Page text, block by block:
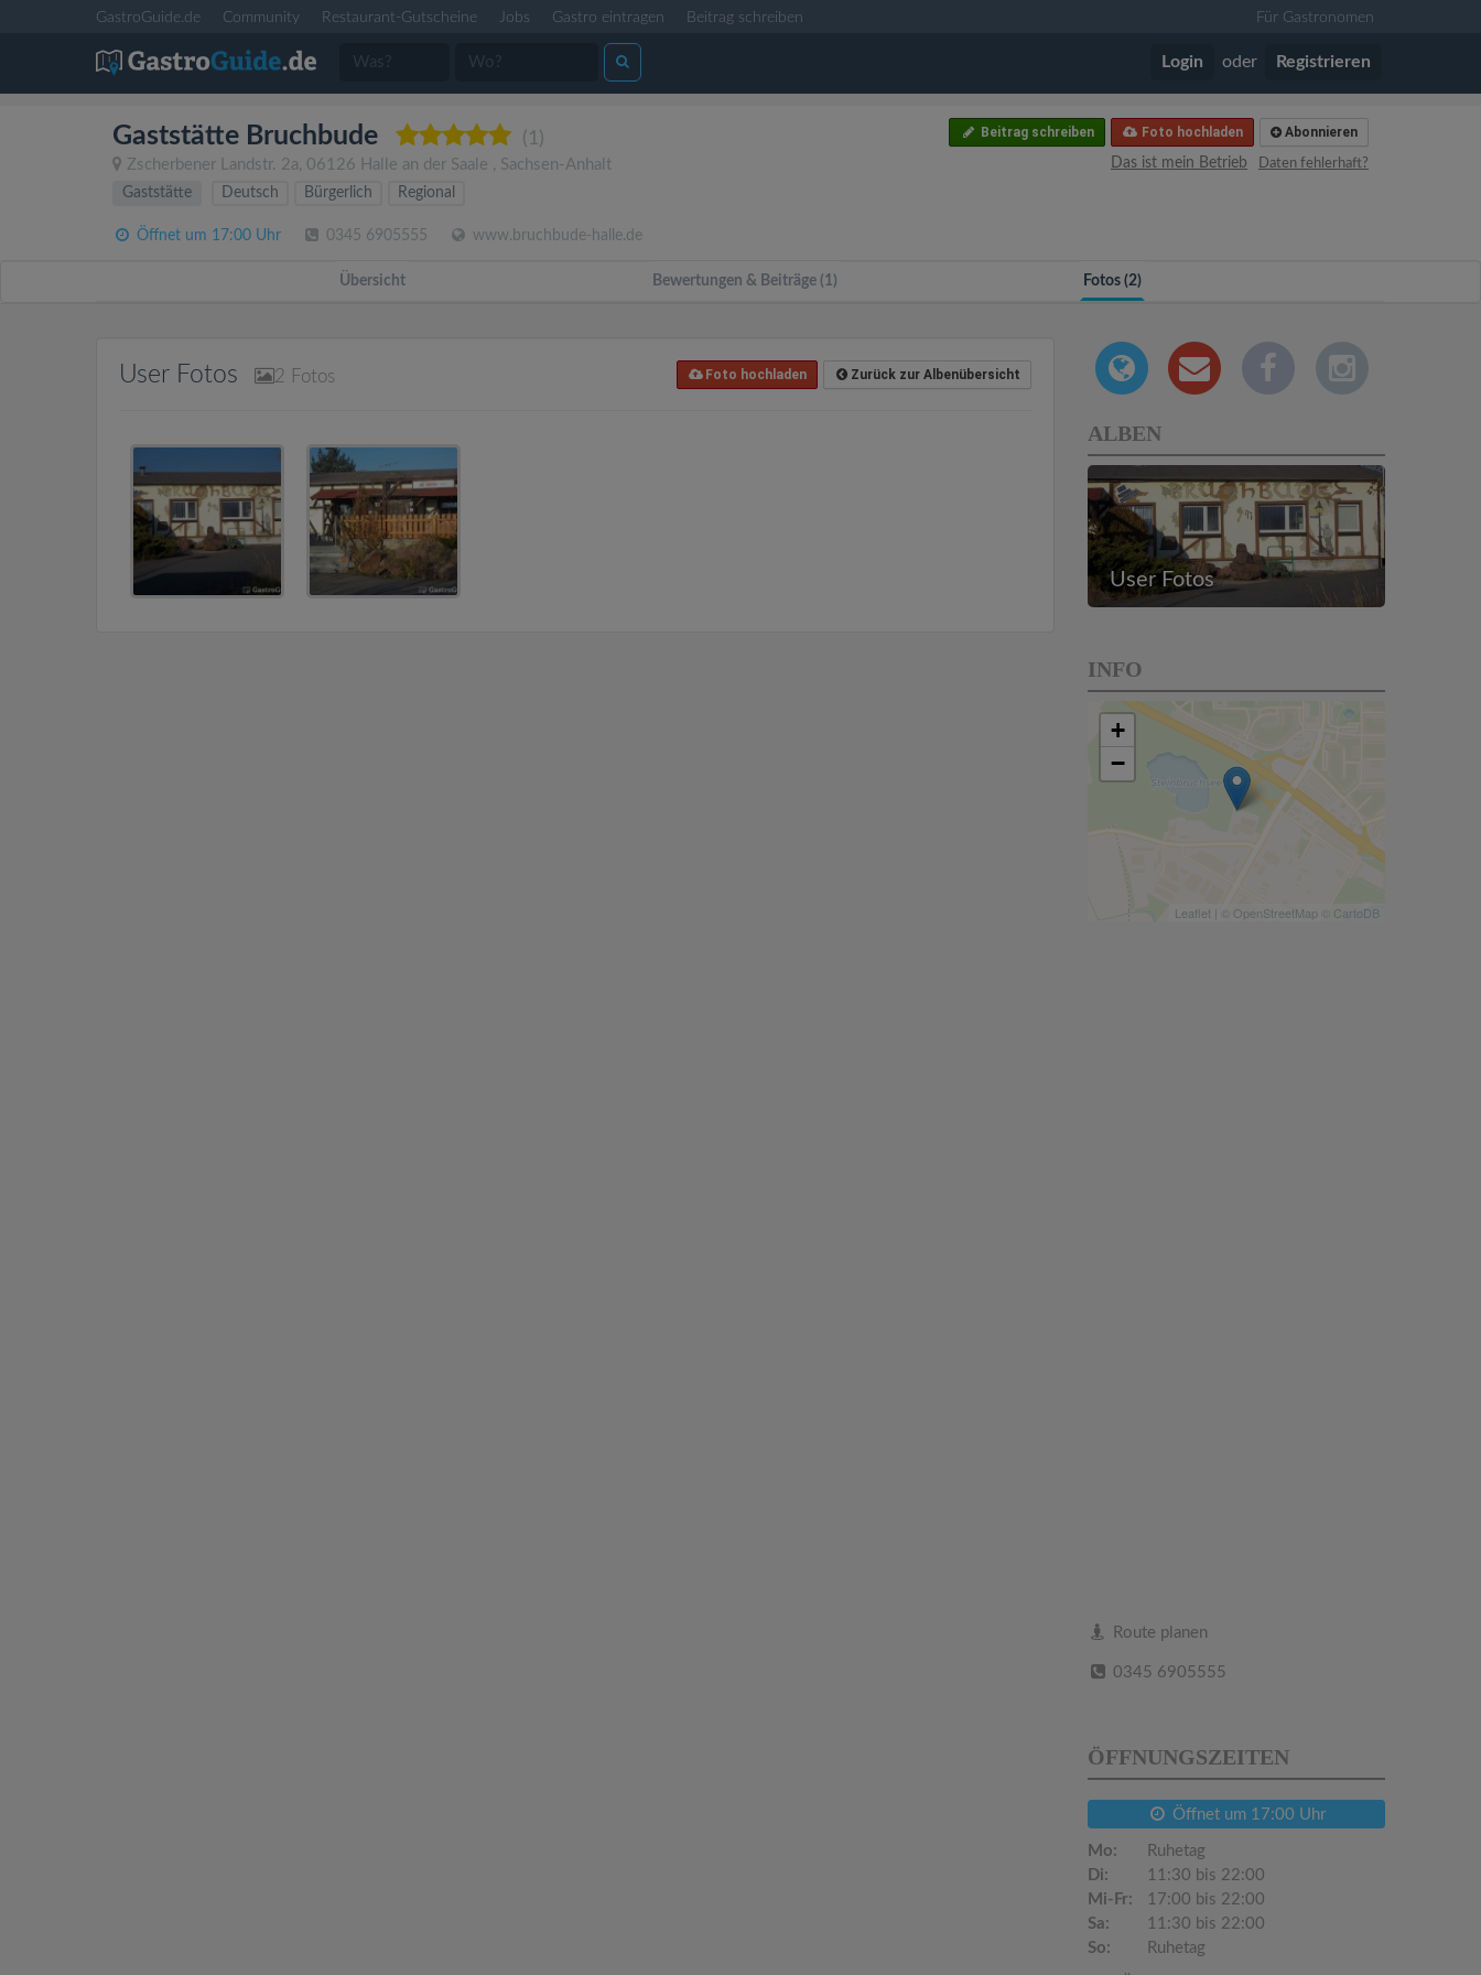
GastroGuide.de Community Restaurant-Gutscheine Jobs Gastro eintragen Beitrag schreiben Für Gastronomen
Login oder Registrieren
Gaststätte Bruchbude (1)
Zscherbener Landstr. 2a, 06126 Halle an der Saale , Sachsen-Anhalt
Abonnieren
Foto hochladen
Beitrag schreiben
Daten fehlerhaft?
Das ist mein Betrieb
Gaststätte
Deutsch Bürgerlich Regional
Öffnet um 17:00 Uhr 0345 6905555 www.bruchbude-halle.de
Übersicht Bewertungen & Beiträge (1) Fotos (2)
Foto hochladen Zurück zur Albenübersicht
User Fotos 2 Fotos
ALBEN
User Fotos
INFO
+
−
Leaflet | © OpenStreetMap © CartoDB
Route planen
0345 6905555
ÖFFNUNGSZEITEN
Öffnet um 17:00 Uhr
Mo:
Ruhetag
Di:
11:30 bis 22:00
Mi-Fr:
17:00 bis 22:00
Sa:
11:30 bis 22:00
So:
Ruhetag